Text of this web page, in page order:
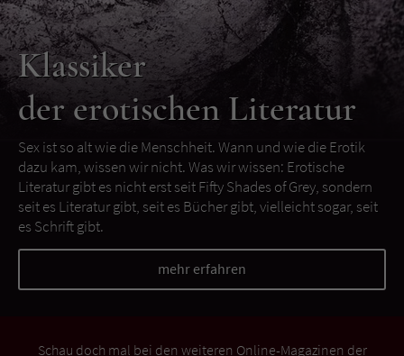
Klassiker
der erotischen Literatur
Sex ist so alt wie die Menschheit. Wann und wie die Erotik
dazu kam, wissen wir nicht. Was wir wissen: Erotische
Literatur gibt es nicht erst seit Fifty Shades of Grey, sondern
seit es Literatur gibt, seit es Bücher gibt, vielleicht sogar, seit
es Schrift gibt.
mehr erfahren
Schau doch mal bei den weiteren Online-Magazinen der